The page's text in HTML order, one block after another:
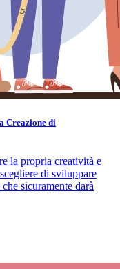
Creazione di
la propria creatività e
di sviluppare
sicuramente darà